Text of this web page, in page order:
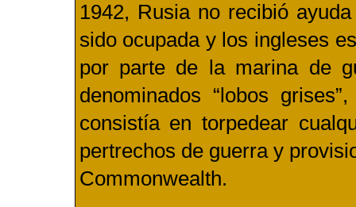
1942, Rusia no recibió
sido ocupada y los ingleses
por parte de la marina de
denominados “lobos
consistía en torpedear
pertrechos de guerra y
Commonwealth.